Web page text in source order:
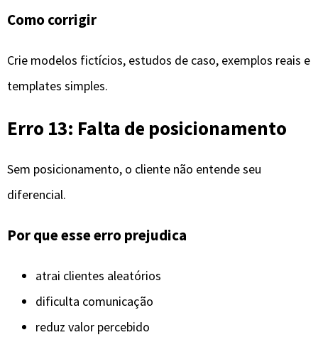
Como corrigir
Crie modelos fictícios, estudos de caso, exemplos reais e
templates simples.
Erro 13: Falta de posicionamento
Sem posicionamento, o cliente não entende seu
diferencial.
Por que esse erro prejudica
atrai clientes aleatórios
dificulta comunicação
reduz valor percebido